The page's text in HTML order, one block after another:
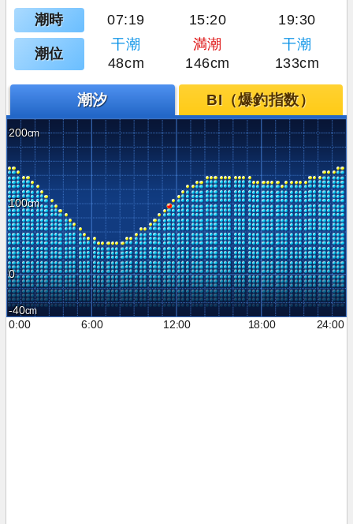
潮時 07:19 15:20 19:30
潮位
干潮 満潮
干潮
48cm
146cm 133cm
潮汐 BI（爆釣指数）
200
100
0
-40
0:00
6:00 12:00 18:00 24:00